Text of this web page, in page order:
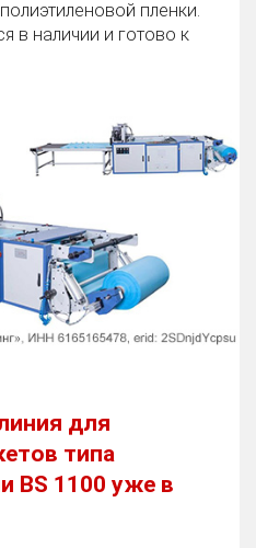
пленки.
в наличии и готово к
для
типа
BS 1100 уже в